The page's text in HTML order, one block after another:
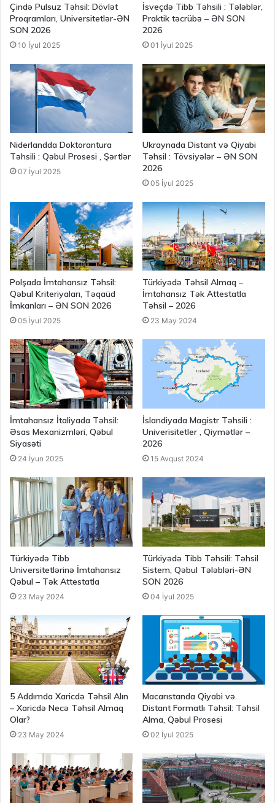
Çində Pulsuz Təhsil: Dövlət
Proqramları, Universitetlər-ƏN
SON 2026
10 İyul 2025
İsveçdə Tibb Təhsili : Tələblər,
Praktik təcrübə – ƏN SON
2026
01 İyul 2025
Niderlandda Doktorantura
Təhsili : Qəbul Prosesi , Şərtlər
07 İyul 2025
Ukraynada Distant və Qiyabi
Təhsil : Tövsiyələr – ƏN SON
2026
05 İyul 2025
Polşada İmtahansız Təhsil:
Qəbul Kriteriyaları, Təqaüd
İmkanları – ƏN SON 2026
05 İyul 2025
Türkiyədə Təhsil Almaq –
İmtahansız Tək Attestatla
Təhsil – 2026
23 May 2024
İmtahansız İtaliyada Təhsil:
Əsas Mexanizmləri, Qəbul
Siyasəti
24 İyun 2025
İslandiyada Magistr Təhsili :
Univerisitetler , Qiymətlər –
2026
15 Avqust 2024
Türkiyədə Tibb
Universitetlərinə İmtahansız
Qəbul – Tək Attestatla
23 May 2024
Türkiyədə Tibb Təhsili: Təhsil
Sistem, Qəbul Tələbləri-ƏN
SON 2026
04 İyul 2025
5 Addımda Xaricdə Təhsil Alın
– Xaricdə Necə Təhsil Almaq
Olar?
23 May 2024
Macarıstanda Qiyabi və
Distant Formatlı Təhsil: Təhsil
Alma, Qəbul Prosesi
02 İyul 2025